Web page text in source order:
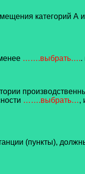
категорий
…….выбрать…..
…….выбрать…,
(пункты),